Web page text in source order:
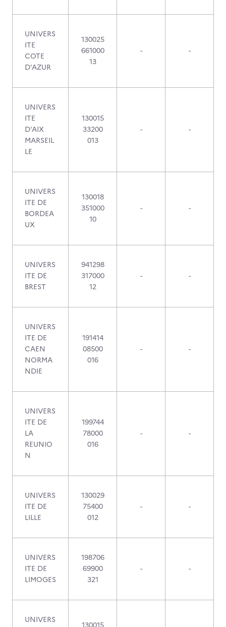
UNIVERS
ITE
COTE
D'AZUR
130025
661000
13
- -
UNIVERS
ITE
D'AIX
MARSEIL
LE
130015
33200
013
- -
UNIVERS
ITE DE
BORDEA
UX
130018
351000
10
- -
UNIVERS
ITE DE
BREST
941298
317000
12
- -
UNIVERS
ITE DE
CAEN
NORMA
NDIE
191414
08500
016
- -
UNIVERS
ITE DE
LA
REUNIO
N
199744
78000
016
- -
UNIVERS
ITE DE
LILLE
130029
75400
012
- -
UNIVERS
ITE DE
LIMOGES
198706
69900
321
- -
UNIVERS